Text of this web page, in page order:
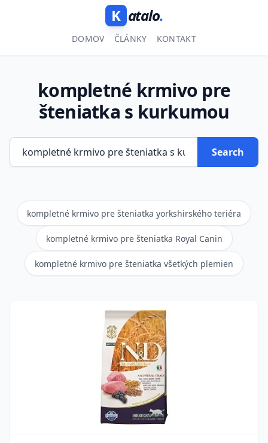
K atalo.
DOMOV ČLÁNKY KONTAKT
kompletné krmivo pre
šteniatka s kurkumou
Search
kompletné krmivo pre šteniatka yorkshirského teriéra
kompletné krmivo pre šteniatka Royal Canin
kompletné krmivo pre šteniatka všetkých plemien